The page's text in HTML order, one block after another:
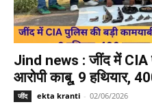
Jind news : जींद में CIA
आरोपी काबू, 9 हथियार,
जींद ekta kranti - 02/06/2026